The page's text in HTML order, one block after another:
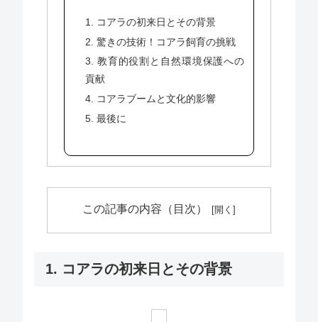
1. コアラの初来日とその背景
2. 驚きの技術！コアラ飼育の挑戦
3. 教育的役割と自然環境保護への
貢献
4. コアラブームと文化的影響
5. 最後に
この記事の内容（目次）
1. コアラの初来日とその背景